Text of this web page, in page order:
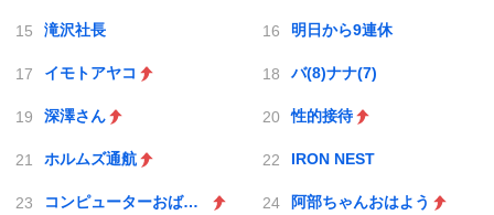
滝沢社長 明日から9連休
イモトアヤコ バ(8)ナナ(7)
深澤さん 性的接待
ホルムズ通航 IRON NEST
コンピューターおばあちゃん 阿部ちゃんおはよう